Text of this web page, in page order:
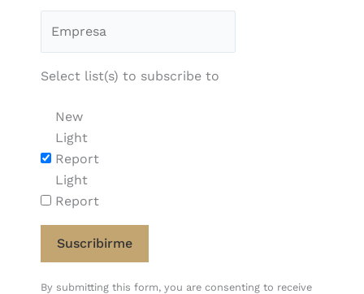
Select list(s) to subscribe to
New
Light
Report
Light
Report
Constant
By submitting this form, you are consenting to receive